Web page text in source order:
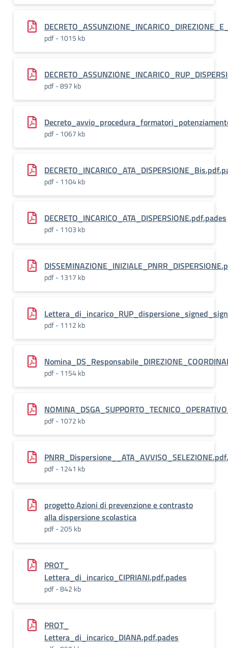
pdf - 1015 kb
pdf - 897 kb
pdf - 1067 kb
pdf - 1104 kb
DECRETO_INCARICO_ATA_DISPERSIONE.pdf.pades
pdf - 1103 kb
pdf - 1317 kb
pdf - 1112 kb
pdf - 1154 kb
pdf - 1072 kb
pdf - 1241 kb
progetto Azioni di prevenzione e contrasto
alla dispersione scolastica
pdf - 205 kb
PROT_
Lettera_di_incarico_CIPRIANI.pdf.pades
pdf - 842 kb
PROT_
Lettera_di_incarico_DIANA.pdf.pades